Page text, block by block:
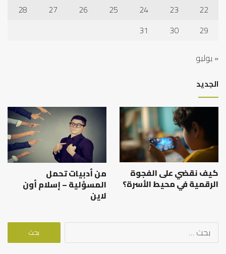
22
23
24
25
26
27
28
29
30
31
« يوليو
الجديد
كيف نقضي على الفجوة
الرقمية في محيط الأسرة؟
من أدبيات تحمل
المسؤلية – إسلام أون
لاين
البحث